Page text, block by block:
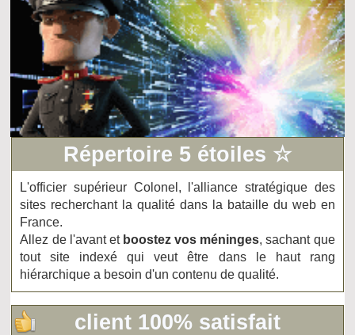
Répertoire 5 étoiles ☆
L'officier supérieur Colonel, l'alliance stratégique des
sites recherchant la qualité dans la bataille du web en
France.
Allez de l'avant et boostez vos méninges, sachant que
tout site indexé qui veut être dans le haut rang
hiérarchique a besoin d'un contenu de qualité.
client 100% satisfait